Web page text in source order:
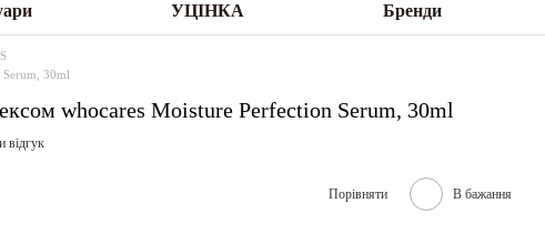
УЦІНКА Бренди
Serum, 30ml
whocares Moisture Perfection Serum, 30ml
відгук
Порівняти В бажання